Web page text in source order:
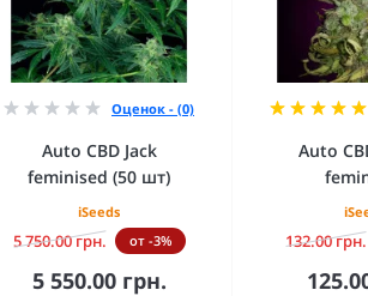
Оценок - (0)
Auto CBD Jack
feminised (50 шт)
iSeeds
5 750.00 грн. от -3%
5 550.00 грн.
Auto
132.00 грн.